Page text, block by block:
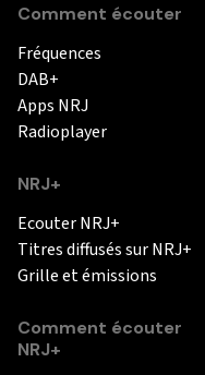
Comment écouter
Fréquences
DAB+
Apps NRJ
Radioplayer
NRJ+
Ecouter NRJ+
Titres diffusés sur NRJ+
Grille et émissions
Comment écouter
NRJ+